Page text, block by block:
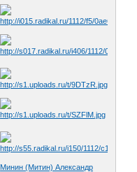
Минин (Митин) Александр